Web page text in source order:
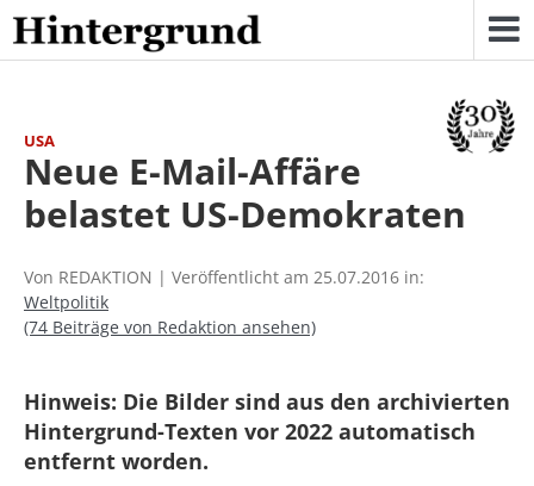
Skip
to
content
USA
Neue E-Mail-Affäre
belastet US-Demokraten
Von REDAKTION | Veröffentlicht am 25.07.2016 in:
Weltpolitik
(74 Beiträge von Redaktion ansehen)
Hinweis: Die Bilder sind aus den archivierten
Hintergrund-Texten vor 2022 automatisch
entfernt worden.